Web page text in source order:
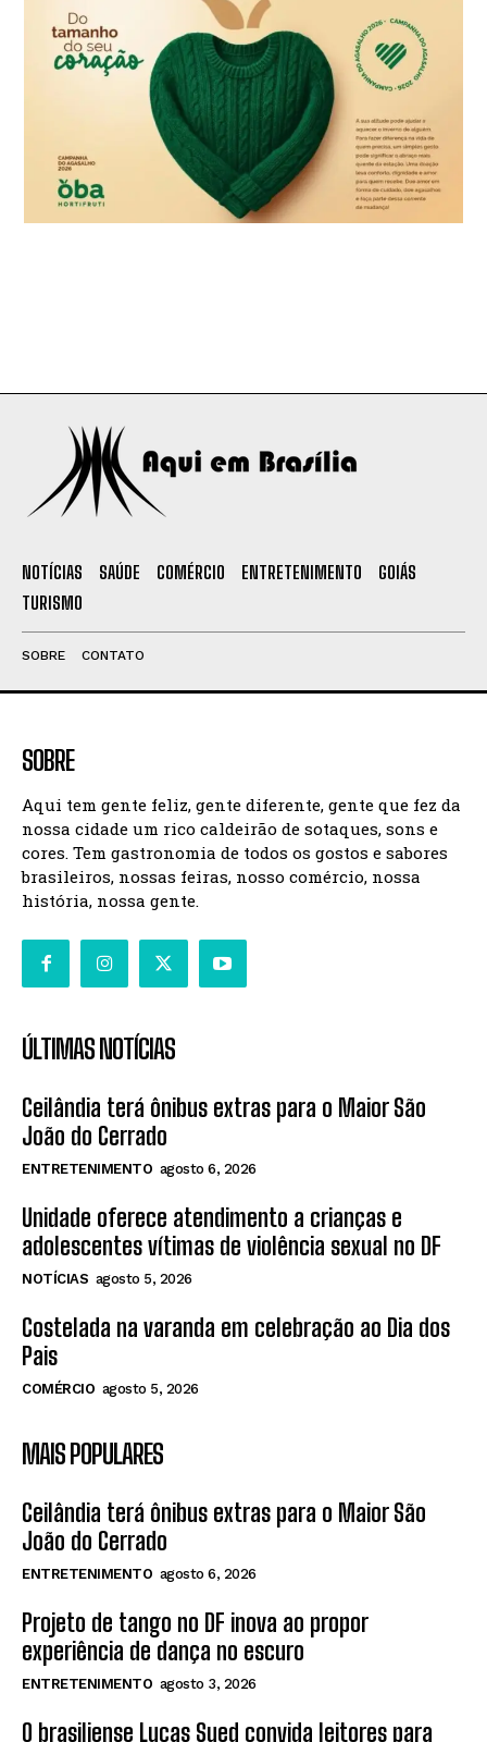
NOTÍCIAS SAÚDE COMÉRCIO ENTRETENIMENTO
GOIÁS
TURISMO
SOBRE CONTATO
SOBRE
Aqui tem gente feliz, gente diferente, gente que fez da
nossa cidade um rico caldeirão de sotaques, sons e
cores. Tem gastronomia de todos os gostos e sabores
brasileiros, nossas feiras, nosso comércio, nossa
história, nossa gente.
ÚLTIMAS NOTÍCIAS
Ceilândia terá ônibus extras para o Maior São
João do Cerrado
ENTRETENIMENTO agosto 6, 2026
Unidade oferece atendimento a crianças e
adolescentes vítimas de violência sexual no DF
NOTÍCIAS agosto 5, 2026
Costelada na varanda em celebração ao Dia dos
Pais
COMÉRCIO agosto 5, 2026
MAIS POPULARES
Ceilândia terá ônibus extras para o Maior São
João do Cerrado
ENTRETENIMENTO agosto 6, 2026
Projeto de tango no DF inova ao propor
experiência de dança no escuro
ENTRETENIMENTO agosto 3, 2026
O brasiliense Lucas Sued convida leitores para